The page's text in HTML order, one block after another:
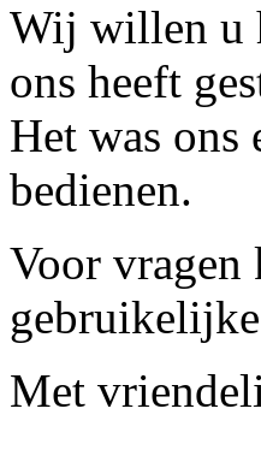
Wij willen u
ons heeft
Het was ons
bedienen.
Voor vragen
Met